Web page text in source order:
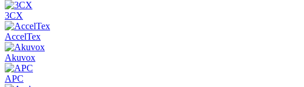
3CX
AccelTex
Akuvox
APC